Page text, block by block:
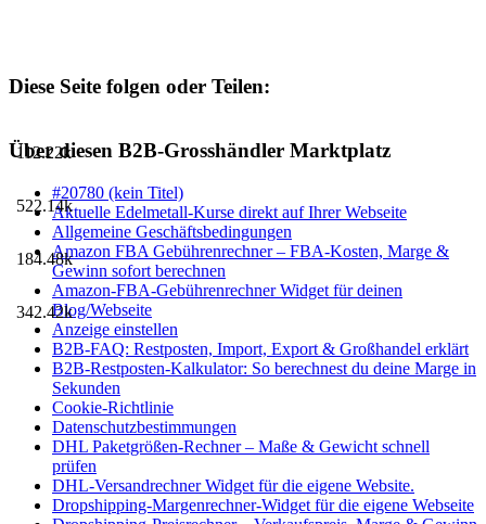
Diese Seite folgen oder Teilen:
112.22k
522.14k
184.48k
342.42k
Über diesen B2B-Grosshändler Marktplatz
#20780 (kein Titel)
Aktuelle Edelmetall-Kurse direkt auf Ihrer Webseite
Allgemeine Geschäftsbedingungen
Amazon FBA Gebührenrechner – FBA-Kosten, Marge &
Gewinn sofort berechnen
Amazon-FBA-Gebührenrechner Widget für deinen
Blog/Webseite
Anzeige einstellen
B2B-FAQ: Restposten, Import, Export & Großhandel erklärt
B2B-Restposten-Kalkulator: So berechnest du deine Marge in
Sekunden
Cookie-Richtlinie
Datenschutzbestimmungen
DHL Paketgrößen-Rechner – Maße & Gewicht schnell
prüfen
DHL-Versandrechner Widget für die eigene Website.
Dropshipping-Margenrechner-Widget für die eigene Webseite